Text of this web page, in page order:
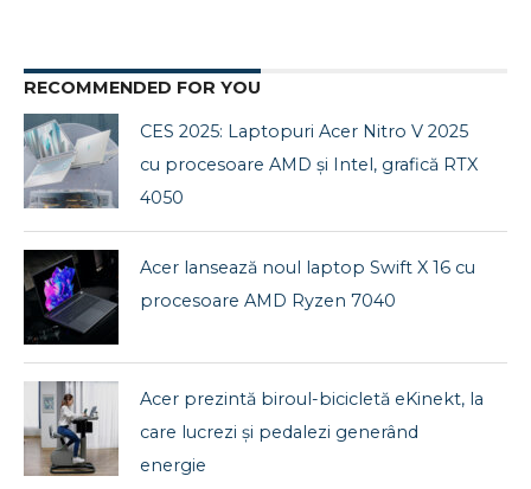
RECOMMENDED FOR YOU
CES 2025: Laptopuri Acer Nitro V 2025
cu procesoare AMD și Intel, grafică RTX
4050
Acer lansează noul laptop Swift X 16 cu
procesoare AMD Ryzen 7040
Acer prezintă biroul-bicicletă eKinekt, la
care lucrezi și pedalezi generând
energie